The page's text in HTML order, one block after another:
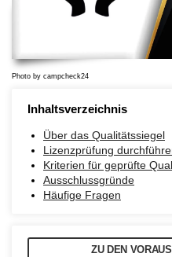
Photo by campcheck24
Inhaltsverzeichnis
Über das Qualitätssiegel
Lizenzprüfung
Kriterien für geprüfte
Ausschlussgründe
Häufige Fragen
ZU DEN